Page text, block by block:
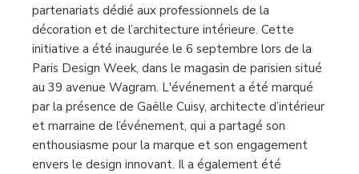
partenariats dédié aux professionnels de la
décoration et de l’architecture intérieure. Cette
initiative a été inaugurée le 6 septembre lors de la
Paris Design Week, dans le magasin de parisien situé
au 39 avenue Wagram. L'événement a été marqué
par la présence de Gaëlle Cuisy, architecte d’intérieur
et marraine de l’événement, qui a partagé son
enthousiasme pour la marque et son engagement
envers le design innovant. Il a également été